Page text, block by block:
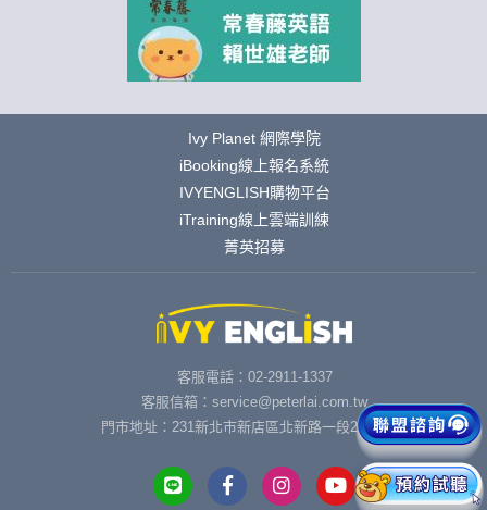
Ivy Planet 網際學院
iBooking線上報名系統
IVYENGLISH購物平台
iTraining線上雲端訓練
菁英招募
客服電話：02-2911-1337
客服信箱：service@peterlai.com.tw
門市地址：231新北市新店區北新路一段291號6樓